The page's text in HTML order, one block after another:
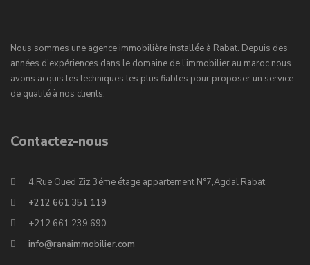
Nous sommes une agence immobilière installée à Rabat. Depuis des
années d’expériences dans le domaine de l’immobilier au maroc nous
avons acquis les techniques les plus fiables pour proposer un service
de qualité à nos clients.
Contactez-nous
4,Rue Oued Ziz 3éme étage appartement N°7,Agdal Rabat
+212 661 351 119
+212 661 239 690
info@ranaimmobilier.com